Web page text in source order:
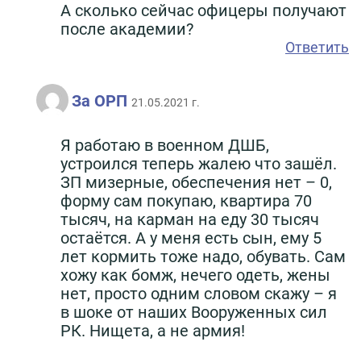
А сколько сейчас офицеры получают
после академии?
Ответить
За ОРП 21.05.2021 г.
Я работаю в военном ДШБ,
устроился теперь жалею что зашёл.
ЗП мизерные, обеспечения нет – 0,
форму сам покупаю, квартира 70
тысяч, на карман на еду 30 тысяч
остаётся. А у меня есть сын, ему 5
лет кормить тоже надо, обувать. Сам
хожу как бомж, нечего одеть, жены
нет, просто одним словом скажу – я
в шоке от наших Вооруженных сил
РК. Нищета, а не армия!